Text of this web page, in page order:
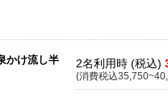
かけ流し半
2名利用時 (税込)
(消費税込